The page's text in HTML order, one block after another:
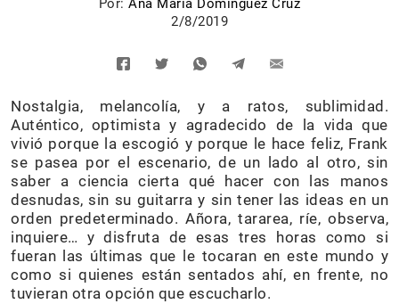
Por:Ana María Domínguez Cruz
2/8/2019
Nostalgia, melancolía, y a ratos, sublimidad.
Auténtico, optimista y agradecido de la vida que
vivió porque la escogió y porque le hace feliz, Frank
se pasea por el escenario, de un lado al otro, sin
saber a ciencia cierta qué hacer con las manos
desnudas, sin su guitarra y sin tener las ideas en un
orden predeterminado. Añora, tararea, ríe, observa,
inquiere… y disfruta de esas tres horas como si
fueran las últimas que le tocaran en este mundo y
como si quienes están sentados ahí, en frente, no
tuvieran otra opción que escucharlo.